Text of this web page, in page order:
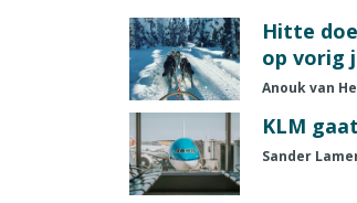
Hitte
op vorig
Anouk van
KLM
Sander